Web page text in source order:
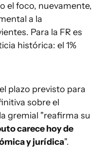
el foco, nuevamente,
a la
Para la FR es
histórica: el 1%
plazo previsto para
sobre el
gremial "reafirma su
carece hoy de
y jurídica".